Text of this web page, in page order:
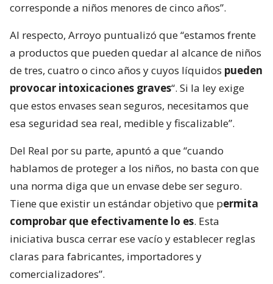
corresponde a niños menores de cinco años”.
Al respecto, Arroyo puntualizó que “estamos frente
a productos que pueden quedar al alcance de niños
de tres, cuatro o cinco años y cuyos líquidos pueden
provocar intoxicaciones graves“. Si la ley exige
que estos envases sean seguros, necesitamos que
esa seguridad sea real, medible y fiscalizable”.
Del Real por su parte, apuntó a que “cuando
hablamos de proteger a los niños, no basta con que
una norma diga que un envase debe ser seguro.
Tiene que existir un estándar objetivo que permita
comprobar que efectivamente lo es. Esta
iniciativa busca cerrar ese vacío y establecer reglas
claras para fabricantes, importadores y
comercializadores”.